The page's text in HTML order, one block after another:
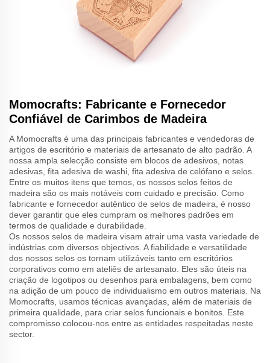
Momocrafts: Fabricante e Fornecedor
Confiável de Carimbos de Madeira
A Momocrafts é uma das principais fabricantes e vendedoras de
artigos de escritório e materiais de artesanato de alto padrão. A
nossa ampla selecção consiste em blocos de adesivos, notas
adesivas, fita adesiva de washi, fita adesiva de celófano e selos.
Entre os muitos itens que temos, os nossos selos feitos de
madeira são os mais notáveis com cuidado e precisão. Como
fabricante e fornecedor autêntico de selos de madeira, é nosso
dever garantir que eles cumpram os melhores padrões em
termos de qualidade e durabilidade.
Os nossos selos de madeira visam atrair uma vasta variedade de
indústrias com diversos objectivos. A fiabilidade e versatilidade
dos nossos selos os tornam utilizáveis tanto em escritórios
corporativos como em ateliês de artesanato. Eles são úteis na
criação de logotipos ou desenhos para embalagens, bem como
na adição de um pouco de individualismo em outros materiais. Na
Momocrafts, usamos técnicas avançadas, além de materiais de
primeira qualidade, para criar selos funcionais e bonitos. Este
compromisso colocou-nos entre as entidades respeitadas neste
sector.